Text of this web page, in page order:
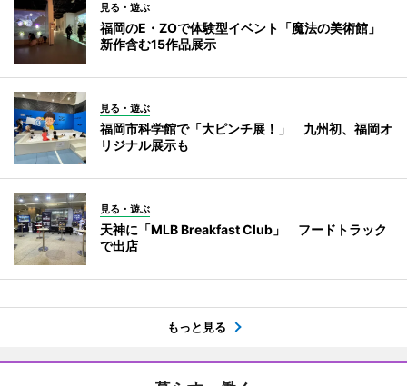
見る・遊ぶ
福岡のE・ZOで体験型イベント「魔法の美術館」
新作含む15作品展示
見る・遊ぶ
福岡市科学館で「大ピンチ展！」 九州初、福岡オ
リジナル展示も
見る・遊ぶ
天神に「MLB Breakfast Club」 フードトラック
で出店
もっと見る